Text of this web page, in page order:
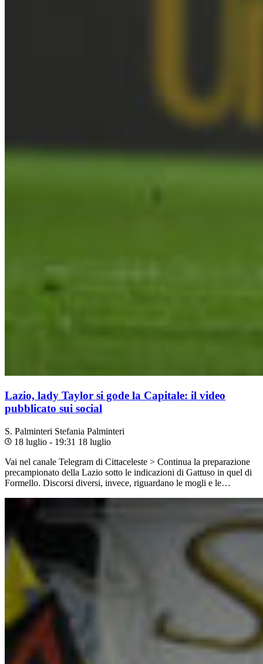
Lazio, lady Taylor si gode la Capitale: il video
pubblicato sui social
S. Palminteri Stefania Palminteri
18 luglio - 19:31 18 luglio
Vai nel canale Telegram di Cittaceleste > Continua la preparazione
precampionato della Lazio sotto le indicazioni di Gattuso in quel di
Formello. Discorsi diversi, invece, riguardano le mogli e le…